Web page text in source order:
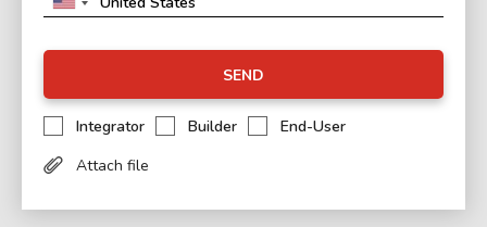
SEND
Integrator Builder
End-User
Attach file